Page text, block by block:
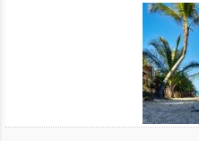
3-ene-
Hola faccundo, estoy armando
pasar tres dias en Rio y el resto